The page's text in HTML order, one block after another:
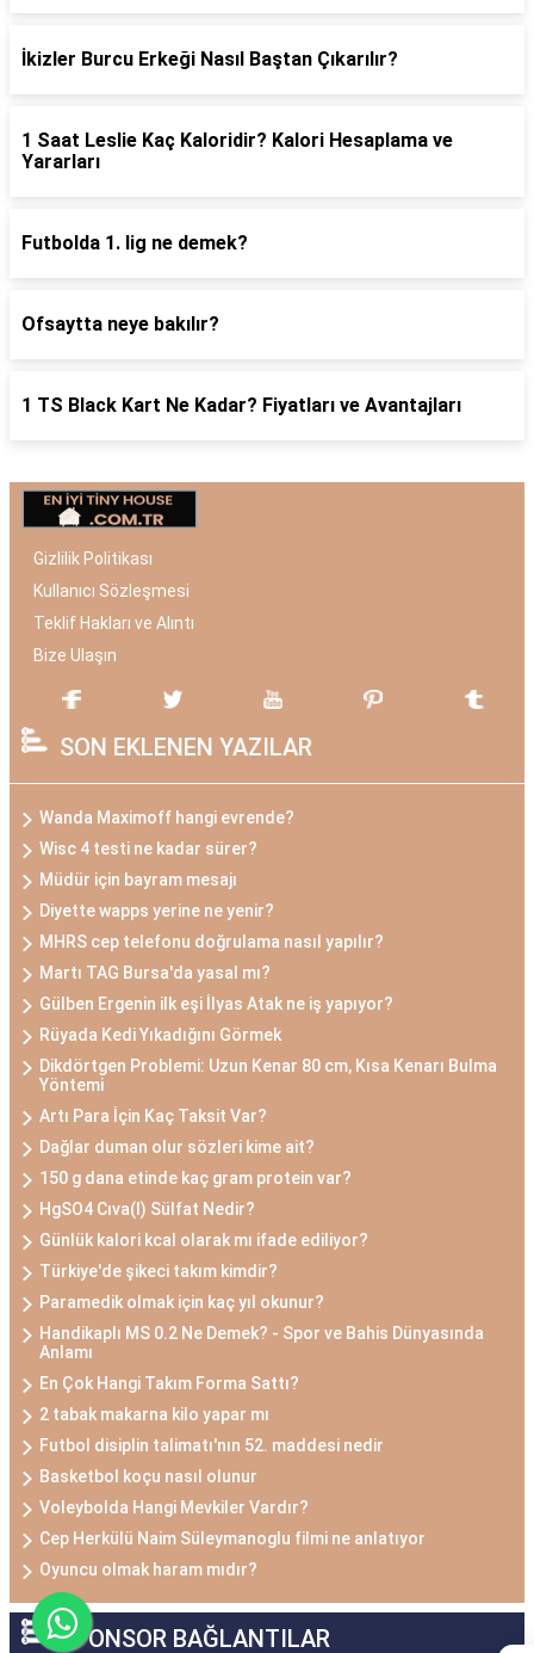
İkizler Burcu Erkeği Nasıl Baştan Çıkarılır?
1 Saat Leslie Kaç Kaloridir? Kalori Hesaplama ve
Yararları
Futbolda 1. lig ne demek?
Ofsaytta neye bakılır?
1 TS Black Kart Ne Kadar? Fiyatları ve Avantajları
Gizlilik Politikası
Kullanıcı Sözleşmesi
Teklif Hakları ve Alıntı
Bize Ulaşın
SON EKLENEN YAZILAR
Wanda Maximoff hangi evrende?
Wisc 4 testi ne kadar sürer?
Müdür için bayram mesajı
Diyette wapps yerine ne yenir?
MHRS cep telefonu doğrulama nasıl yapılır?
Martı TAG Bursa'da yasal mı?
Gülben Ergenin ilk eşi İlyas Atak ne iş yapıyor?
Rüyada Kedi Yıkadığını Görmek
Dikdörtgen Problemi: Uzun Kenar 80 cm, Kısa Kenarı Bulma
Yöntemi
Artı Para İçin Kaç Taksit Var?
Dağlar duman olur sözleri kime ait?
150 g dana etinde kaç gram protein var?
HgSO4 Cıva(I) Sülfat Nedir?
Günlük kalori kcal olarak mı ifade ediliyor?
Türkiye'de şikeci takım kimdir?
Paramedik olmak için kaç yıl okunur?
Handikaplı MS 0.2 Ne Demek? - Spor ve Bahis Dünyasında
Anlamı
En Çok Hangi Takım Forma Sattı?
2 tabak makarna kilo yapar mı
Futbol disiplin talimatı'nın 52. maddesi nedir
Basketbol koçu nasıl olunur
Voleybolda Hangi Mevkiler Vardır?
Cep Herkülü Naim Süleymanoglu filmi ne anlatıyor
Oyuncu olmak haram mıdır?
SPONSOR BAĞLANTILAR